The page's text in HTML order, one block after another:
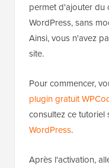
permet d'ajouter du
WordPress, sans
Ainsi, vous n'avez
site.
Pour commencer,
plugin gratuit
consultez ce tutoriel
WordPress.
Après l'activation,